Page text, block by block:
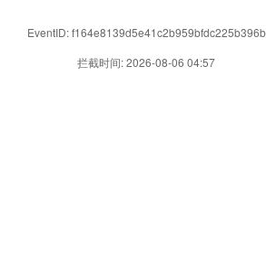
EventID: f164e8139d5e41c2b959bfdc225b396b
拦截时间: 2026-08-06 04:57